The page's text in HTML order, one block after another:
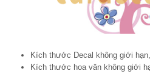
Kích thước Decal không giới
Kích thước hoa văn không giới